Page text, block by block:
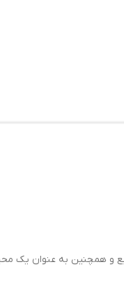
و همچنین به عنوان یک